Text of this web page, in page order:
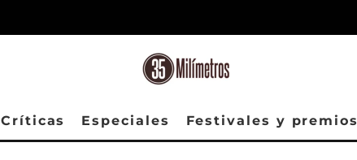
Críticas Especiales Festivales y premios